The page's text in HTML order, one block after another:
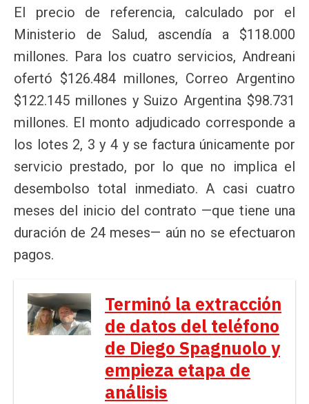
El precio de referencia, calculado por el
Ministerio de Salud, ascendía a $118.000
millones. Para los cuatro servicios, Andreani
ofertó $126.484 millones, Correo Argentino
$122.145 millones y Suizo Argentina $98.731
millones. El monto adjudicado corresponde a
los lotes 2, 3 y 4 y se factura únicamente por
servicio prestado, por lo que no implica el
desembolso total inmediato. A casi cuatro
meses del inicio del contrato —que tiene una
duración de 24 meses— aún no se efectuaron
pagos.
Terminó la extracción
de datos del teléfono
de Diego Spagnuolo y
empieza etapa de
análisis